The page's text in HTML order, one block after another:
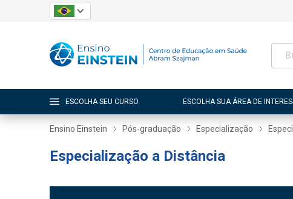
ESCOLHA SEU CURSO ESCOLHA SUA ÁREA DE
Ensino Einstein Pós-graduação Especialização
Especialização a Distância